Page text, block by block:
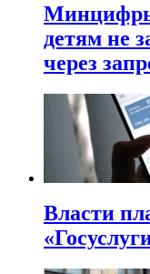
Минцифры
детям не
через
Власти